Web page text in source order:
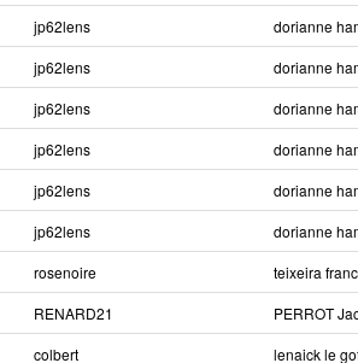
jp62lens
dorianne
jp62lens
dorianne
jp62lens
dorianne
jp62lens
dorianne
jp62lens
dorianne
jp62lens
dorianne
rosenoire
teixeira
RENARD21
PERROT
colbert
lenaick le